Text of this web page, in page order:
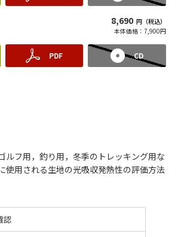
8,690 円（税込）
本体価格：7,900円
PDF CD
ルフ用，釣り用，冬季のトレッキング用な
使用される生地の光吸収発熱性の評価方法
認